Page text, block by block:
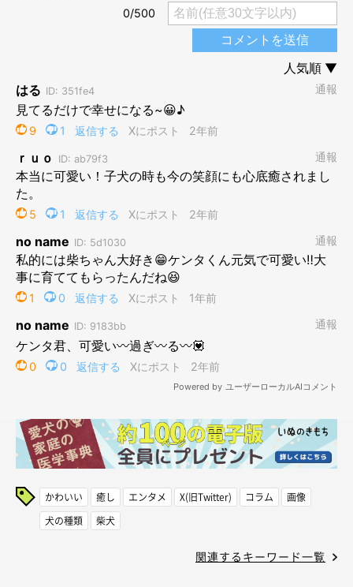
かわいい 癒し エンタメ X(旧Twitter) コラム
画像
犬の種類
柴犬
関連するキーワード一覧